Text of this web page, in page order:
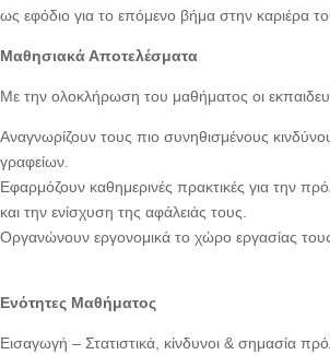
ως εφόδιο για το επόμενο βήμα στην καριέρα
Μαθησιακά Αποτελέσματα
Με την ολοκλήρωση του μαθήματος οι
Αναγνωρίζουν τους πιο συνηθισμένους
γραφείων.
Εφαρμόζουν καθημερινές πρακτικές για την
και την ενίσχυση της αφάλειάς τους.
Οργανώνουν εργονομικά το χώρο εργασίας
Ενότητες Μαθήματος
Εισαγωγή – Στατιστικά, κίνδυνοι & σημασία